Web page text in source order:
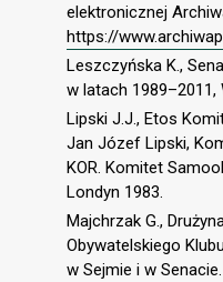
elektronicznej
https://
Leszczyńska K.,
w latach 1989–2011,
Lipski J.J., Etos
Jan Józef Lipski,
KOR. Komitet
Londyn 1983.
Majchrzak G.,
Obywatelskiego
w Sejmie i w